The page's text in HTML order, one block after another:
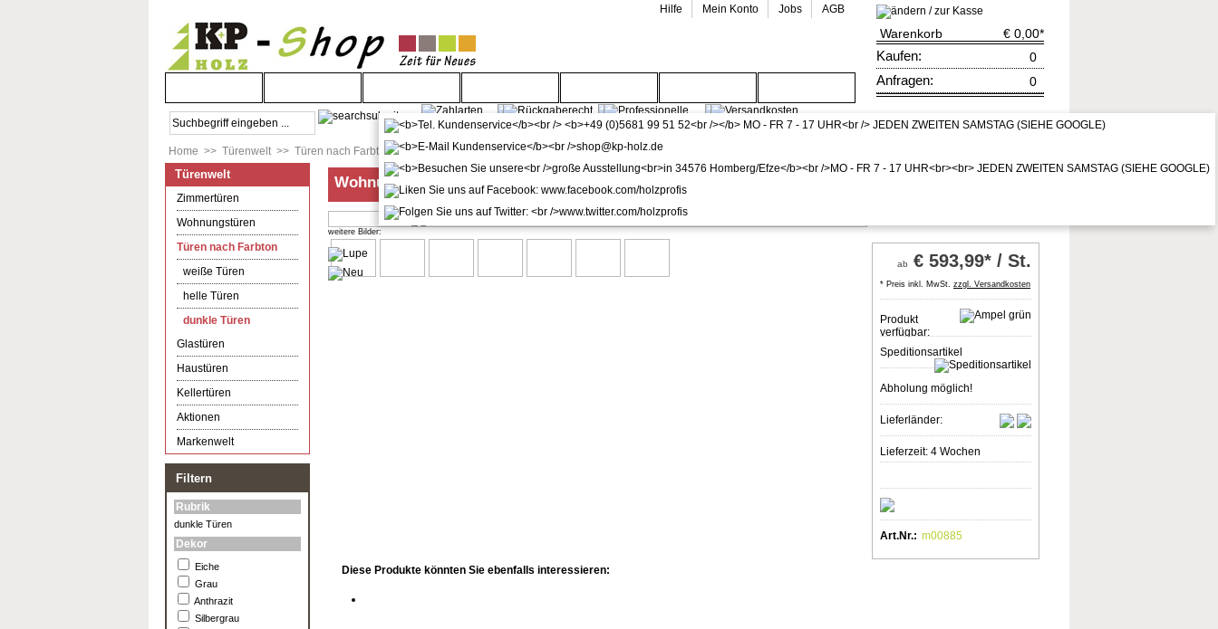
Hilfe Mein Konto Jobs AGB
Warenkorb € 0,00*
Kaufen: 0
Anfragen: 0
zur Kasse
Home >> Türenwelt >> Türen nach Farbton >> dunkle Türen
Wohnungstür mit Zarge CPL Sandeiche Vollspan KKL II 27db Rundkante
weitere Bilder:
ab € 593,99* / St.
* Preis inkl. MwSt. zzgl. Versandkosten
Produkt
verfügbar:
Speditionsartikel
Abholung möglich!
Lieferländer:
Lieferzeit: 4 Wochen
Art.Nr.: m00885
Diese Produkte könnten Sie ebenfalls interessieren:
Türenwelt
Zimmertüren
Wohnungstüren
Türen nach Farbton
weiße Türen
helle Türen
dunkle Türen
Glastüren
Haustüren
Kellertüren
Aktionen
Markenwelt
Filtern
Rubrik
dunkle Türen
Dekor
Eiche
Grau
Anthrazit
Silbergrau